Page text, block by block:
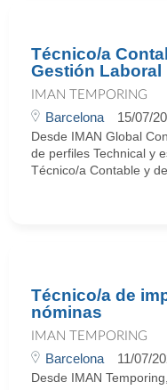
Técnico/a
Gestión Laboral
IMAN TEMPORING
Barcelona 15/07/
Desde IMAN Global
de perfiles Technical y
Técnico/a Contable y
Técnico/a de
nóminas
IMAN TEMPORING
Barcelona 11/07/
Desde IMAN